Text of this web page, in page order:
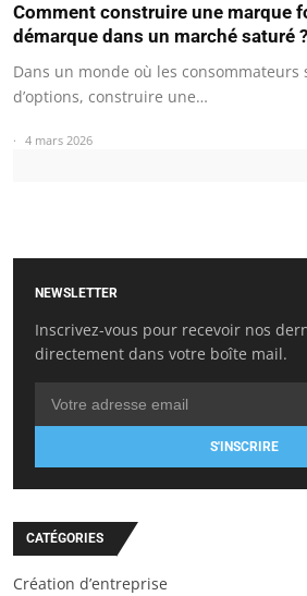
Comment construire une marque
démarque dans un marché saturé ?
Dans un monde où les consommateurs
d’options, construire une…
4 mars 2026
NEWSLETTER
Inscrivez-vous pour recevoir nos
directement dans votre boîte mail.
S'INSCRIRE
CATÉGORIES
Création d’entreprise